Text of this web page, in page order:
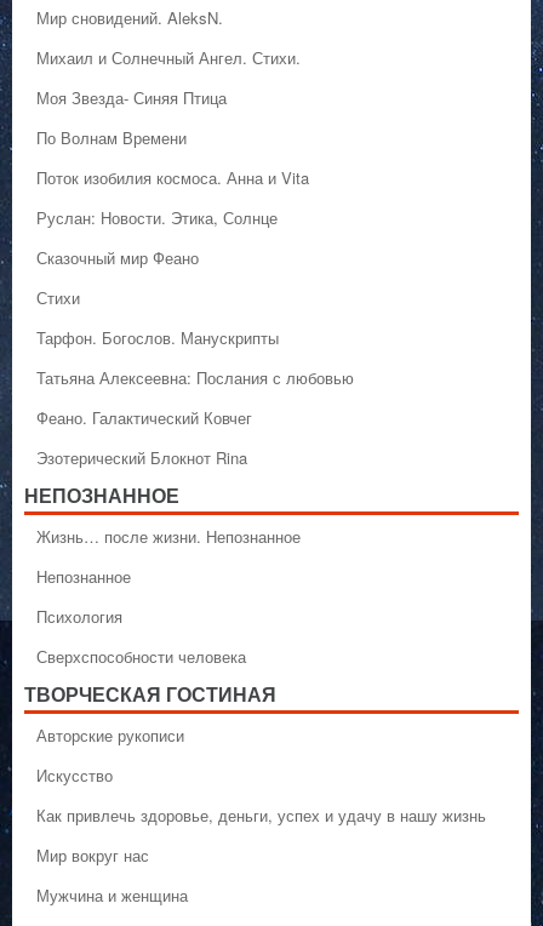
Мир сновидений. AleksN.
Михаил и Солнечный Ангел. Стихи.
Моя Звезда- Синяя Птица
По Волнам Времени
Поток изобилия космоса. Анна и Vita
Руслан: Новости. Этика, Солнце
Сказочный мир Феано
Стихи
Тарфон. Богослов. Манускрипты
Татьяна Алексеевна: Послания с любовью
Феано. Галактический Ковчег
Эзотерический Блокнот Rina
НЕПОЗНАННОЕ
Жизнь… после жизни. Непознанное
Непознанное
Психология
Сверхспособности человека
ТВОРЧЕСКАЯ ГОСТИНАЯ
Авторские рукописи
Искусство
Как привлечь здоровье, деньги, успех и удачу в нашу жизнь
Мир вокруг нас
Мужчина и женщина